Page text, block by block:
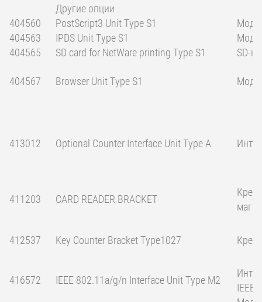
Другие опции
404560
PostScript3 Unit Type S1
404563
IPDS Unit Type S1
404565
SD card for NetWare printing Type S1 SD-
404567 Browser Unit Type S1
413012 Optional Counter Interface Unit Type A
411203 CARD READER BRACKET
412537 Key Counter Bracket Type1027
416572 IEEE 802.11a/g/n Interface Unit Type M2